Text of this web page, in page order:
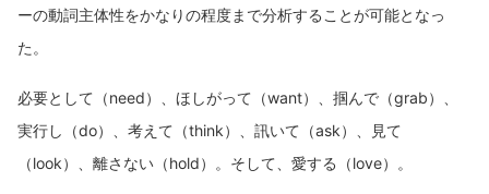
ーの動詞主体性をかなりの程度まで分析することが可能となっ
た。
必要として（need）、ほしがって（want）、掴んで（grab）、
実行し（do）、考えて（think）、訊いて（ask）、見て
（look）、離さない（hold）。そして、愛する（love）。